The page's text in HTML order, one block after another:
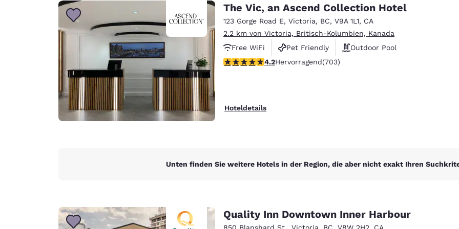
Español
Deutschland
Deutsch
Germany
English
Spain
English
Ireland
The Vic, an Ascend Collection Hotel
123 Gorge Road E, Victoria, BC, V9A 1L1, CA
2.2 km von Victoria, Britisch-Kolumbien, Kanada
Free WiFi
Pet Friendly
Outdoor Pool
4.21-Sterne-Bewertung. Hervorragend. 703 Bewertungen
4.2Hervorragend(703)
Hoteldetails
Unten finden Sie weitere Hotels in der Region, die aber nicht exakt Ihren
Quality Inn Downtown Inner Harbour
850 Blanshard St., Victoria, BC, V8W 2H2, CA